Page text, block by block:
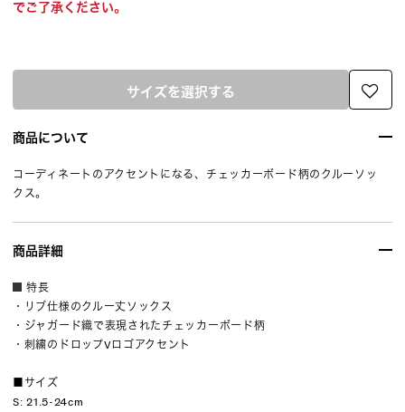
でご了承ください。
サイズを選択する
商品について
コーディネートのアクセントになる、チェッカーボード柄のクルーソッ
クス。
商品詳細
特長
・リブ仕様のクルー丈ソックス
・ジャガード織で表現されたチェッカーボード柄
・刺繍のドロップVロゴアクセント
■サイズ
S: 21.5-24cm